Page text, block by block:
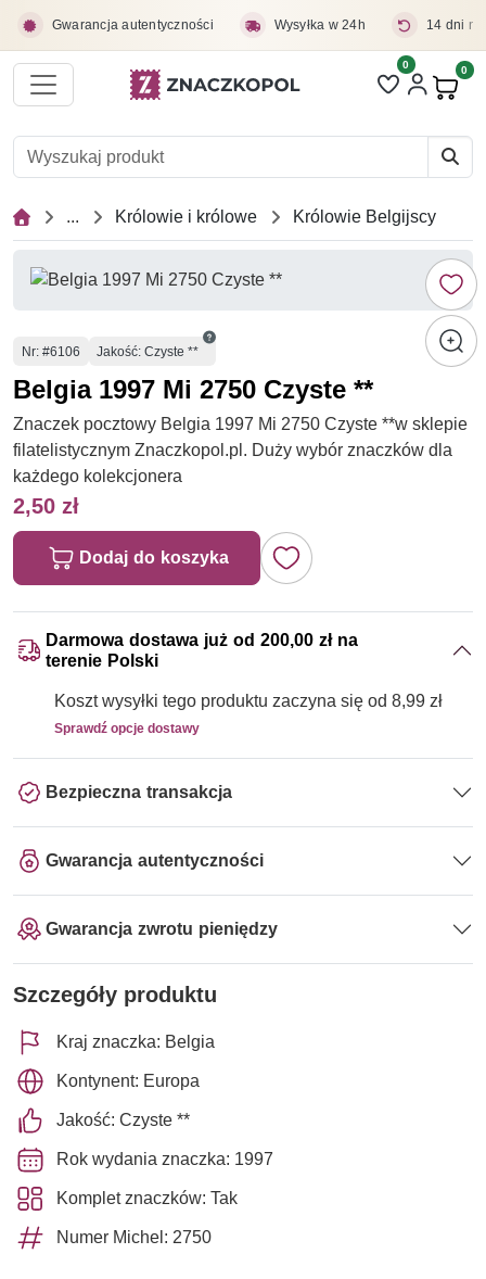
Gwarancja autentyczności Wysyłka w 24h 14 dni
Liczba pozycji
0 0
... Królowie i królowe Królowie Belgijscy
Numer
Nr: #6106 Jakość: Czyste **
Belgia 1997 Mi 2750 Czyste **
Znaczek pocztowy Belgia 1997 Mi 2750 Czyste **w sklepie
filatelistycznym Znaczkopol.pl. Duży wybór znaczków dla
każdego kolekcjonera
2,50 zł
Dodaj do koszyka
Darmowa dostawa już od 200,00 zł na
terenie Polski
Koszt wysyłki tego produktu zaczyna się od 8,99 zł
Sprawdź opcje dostawy
Bezpieczna transakcja
Gwarancja autentyczności
Gwarancja zwrotu pieniędzy
Szczegóły produktu
Kraj znaczka: Belgia
Kontynent: Europa
Jakość: Czyste **
Rok wydania znaczka: 1997
Komplet znaczków: Tak
Numer Michel: 2750